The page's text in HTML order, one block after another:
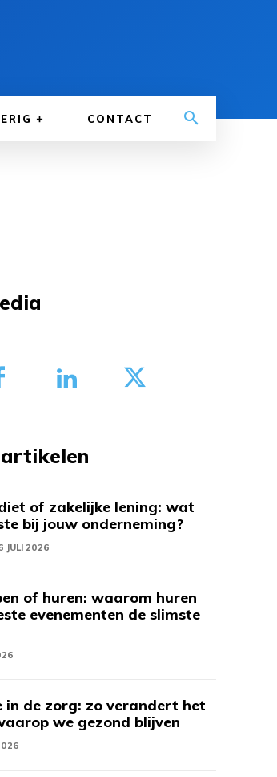
CONTACT
of zakelijke lening: wat
bij jouw onderneming?
JULI 2026
of huren: waarom huren
evenementen de slimste
in de zorg: zo verandert het
we gezond blijven